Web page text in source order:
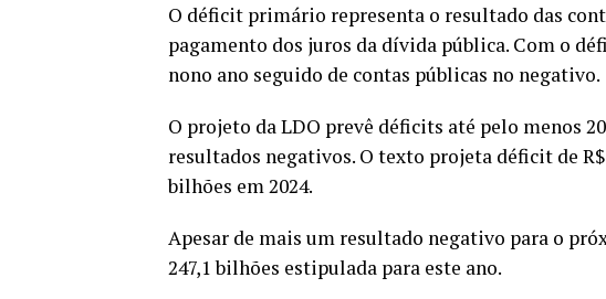
O déficit primário representa o resultado das
pagamento dos juros da dívida pública. Com o
nono ano seguido de contas públicas no negativo.
O projeto da LDO prevê déficits até pelo menos
resultados negativos. O texto projeta déficit de R$
bilhões em 2024.
Apesar de mais um resultado negativo para o
247,1 bilhões estipulada para este ano.